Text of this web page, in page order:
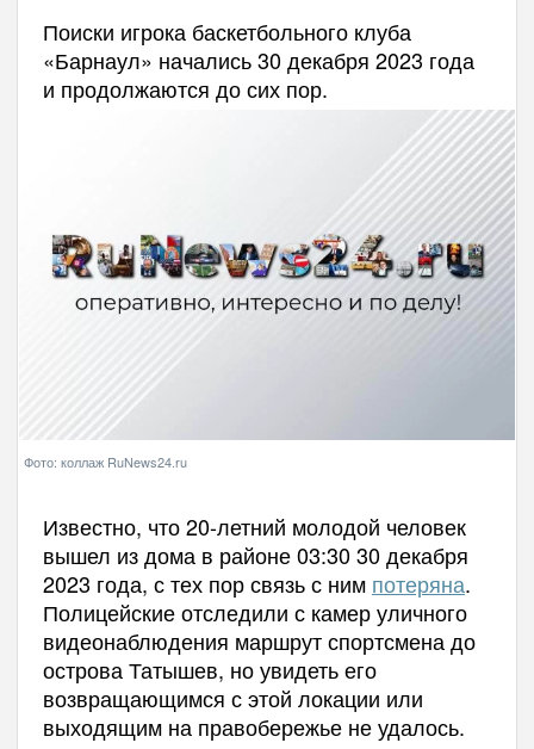
Поиски игрока баскетбольного клуба
«Барнаул» начались 30 декабря 2023 года
и продолжаются до сих пор.
Фото: коллаж RuNews24.ru
Известно, что 20-летний молодой человек
вышел из дома в районе 03:30 30 декабря
2023 года, с тех пор связь с ним потеряна.
Полицейские отследили с камер уличного
видеонаблюдения маршрут спортсмена до
острова Татышев, но увидеть его
возвращающимся с этой локации или
выходящим на правобережье не удалось.